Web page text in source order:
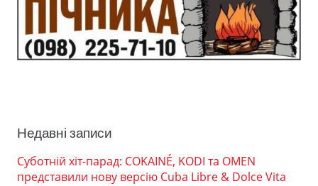
Недавні записи
Суботній хіт-парад: COKAINÉ, KODI та OMEN
представили нову версію Cuba Libre & Dolce Vita